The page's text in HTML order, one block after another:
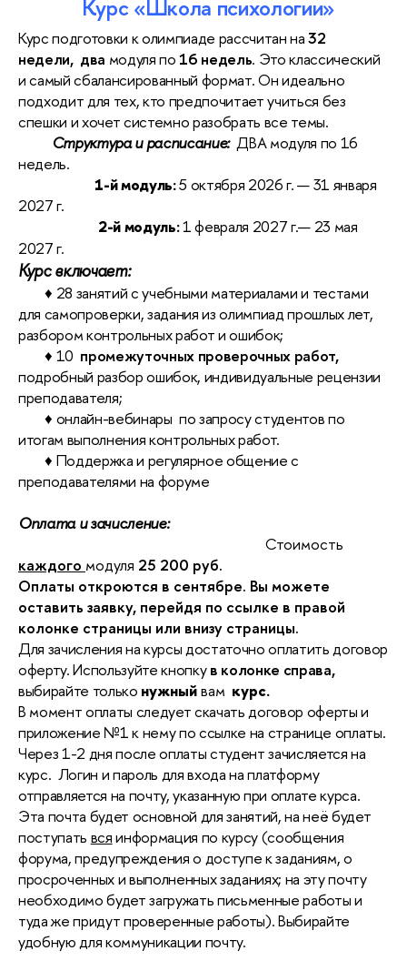
Курс «Школа психологии»
Курс подготовки к олимпиаде рассчитан на32
недели, два модуля по16 недель. Это классический
и самый сбалансированный формат. Он идеально
подходит для тех, кто предпочитает учиться без
спешки и хочет системно разобрать все темы.
Структура и расписание: ДВА модуля по 16
недель.
1-й модуль:5 октября 2026 г. — 31 января
2027 г.
2-й модуль:1 февраля 2027 г.— 23 мая
2027 г.
Курс включает:
♦ 28 занятий с учебными материалами и тестами
для самопроверки, задания из олимпиад прошлых лет,
разбором контрольных работ и ошибок;
♦ 10 промежуточных проверочных работ,
подробный разбор ошибок, индивидуальные рецензии
преподавателя;
♦ онлайн-вебинары по запросу студентов по
итогам выполнения контрольных работ.
♦ Поддержка и регулярное общение с
преподавателями на форуме
Оплата и зачисление:
Стоимость
каждого модуля 25 200 руб.
Оплаты откроются в сентябре. Вы можете
оставить заявку, перейдя по ссылке в правой
колонке страницы или внизу страницы.
Для зачисления на курсы достаточно оплатить договор
оферту. Используйте кнопку в колонке справа,
выбирайте только нужныйвам курс.
В момент оплаты следует скачать договор оферты и
приложение №1 к нему по ссылке на странице оплаты.
Через 1-2 дня после оплаты студент зачисляется на
курс. Логин и пароль для входа на платформу
отправляется на почту, указанную при оплате курса.
Эта почта будет основной для занятий, на неё будет
поступать всяинформация по курсу (сообщения
форума, предупреждения о доступе к заданиям, о
просроченных и выполненных заданиях; на эту почту
необходимо будет загружать письменные работы и
туда же придут проверенные работы). Выбирайте
удобную для коммуникации почту.